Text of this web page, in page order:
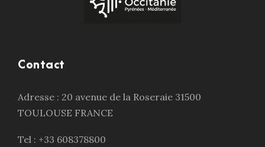
Contact
Adresse : 20 avenue de la Roseraie 31500
TOULOUSE FRANCE
Tel : +33 608378800